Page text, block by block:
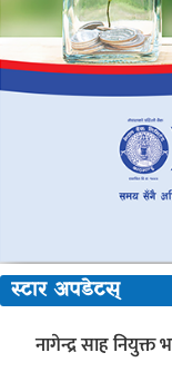
स्टार अपडेटस्
नागेन्द्र साह